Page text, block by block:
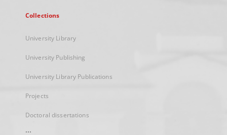
Collections
University Library
University Publishing
University Library Publications
Projects
Doctoral dissertations
...